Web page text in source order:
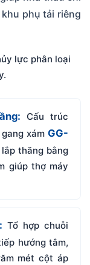
phụ tải riêng
lực phân loại
Cấu trúc
xám GG-
thăng bằng
giúp thợ máy
Tổ hợp chuỗi
hướng tâm,
mét cột áp